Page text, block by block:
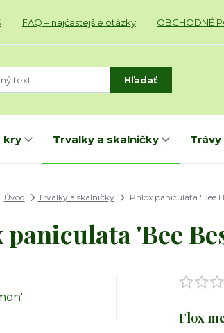
FAQ – najčastejšie otázky OBCHODNÉ
Hľadať
kry Trvalky a skalničky
Úvod Trvalky a skalničky Phlox paniculata 'Bee
paniculata 'Bee
Flox